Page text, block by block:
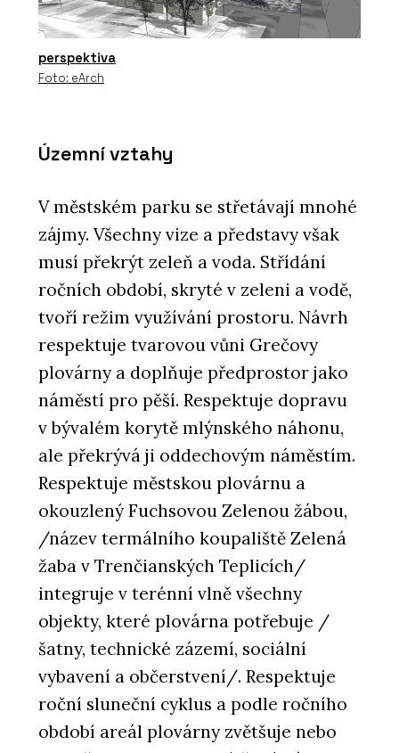
perspektiva
Foto: eArch
Územní vztahy
V městském parku se střetávají mnohé
zájmy. Všechny vize a představy však
musí překrýt zeleň a voda. Střídání
ročních období, skryté v zeleni a vodě,
tvoří režim využívání prostoru. Návrh
respektuje tvarovou vůni Grečovy
plovárny a doplňuje předprostor jako
náměstí pro pěší. Respektuje dopravu
v bývalém korytě mlýnského náhonu,
ale překrývá ji oddechovým náměstím.
Respektuje městskou plovárnu a
okouzlený Fuchsovou Zelenou žábou,
/název termálního koupaliště Zelená
žaba v Trenčianských Teplicích/
integruje v terénní vlně všechny
objekty, které plovárna potřebuje /
šatny, technické zázemí, sociální
vybavení a občerstvení/. Respektuje
roční sluneční cyklus a podle ročního
období areál plovárny zvětšuje nebo